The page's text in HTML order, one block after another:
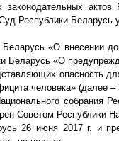
актов
Республики Беларусь
Беларусь «О внесении
Беларусь «О
опасность
человека» (далее –
собрания
Советом Республики
26 июня 2017 г. и